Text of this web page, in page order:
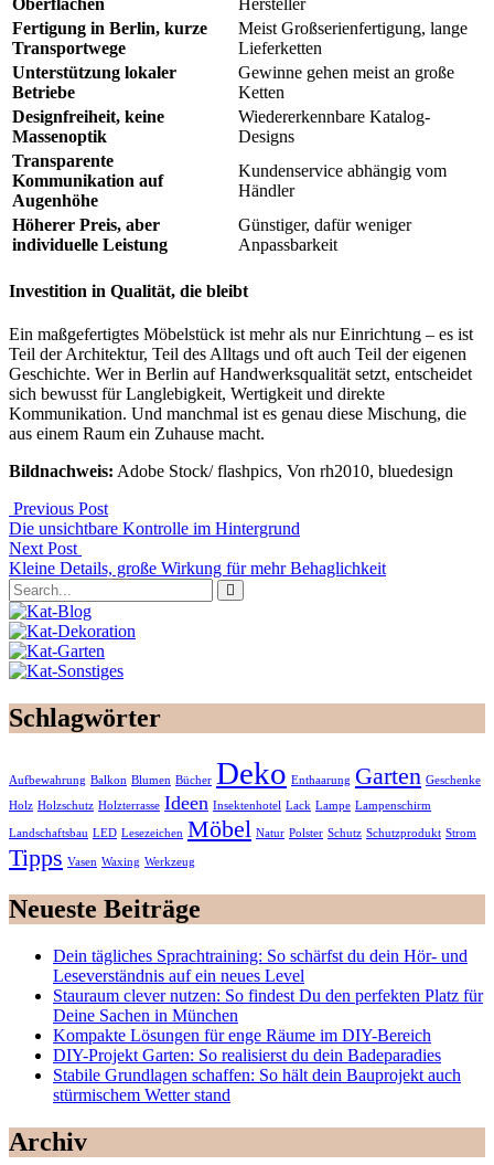
Fertigung in Berlin, kurze
Transportwege
Meist Großserienfertigung, lange
Lieferketten
Unterstützung lokaler
Betriebe
Gewinne gehen meist an große
Ketten
Designfreiheit, keine
Massenoptik
Wiedererkennbare Katalog-
Designs
Transparente
Kommunikation auf
Augenhöhe
Kundenservice abhängig vom
Händler
Höherer Preis, aber
individuelle Leistung
Günstiger, dafür weniger
Anpassbarkeit
Investition in Qualität, die bleibt
Ein maßgefertigtes Möbelstück ist mehr als nur Einrichtung – es ist
Teil der Architektur, Teil des Alltags und oft auch Teil der eigenen
Geschichte. Wer in Berlin auf Handwerksqualität setzt, entscheidet
sich bewusst für Langlebigkeit, Wertigkeit und direkte
Kommunikation. Und manchmal ist es genau diese Mischung, die
aus einem Raum ein Zuhause macht.
Bildnachweis: Adobe Stock/ flashpics, Von rh2010, bluedesign
Previous Post
Die unsichtbare Kontrolle im Hintergrund
Next Post
Kleine Details, große Wirkung für mehr Behaglichkeit
Schlagwörter
Aufbewahrung Balkon Blumen Bücher Deko Enthaarung Garten Geschenke
Holz Holzschutz Holzterrasse Ideen Insektenhotel Lack Lampe Lampenschirm
Landschaftsbau LED Lesezeichen Möbel Natur Polster Schutz Schutzprodukt Strom
Tipps Vasen Waxing Werkzeug
Neueste Beiträge
Dein tägliches Sprachtraining: So schärfst du dein Hör- und
Leseverständnis auf ein neues Level
Stauraum clever nutzen: So findest Du den perfekten Platz für
Deine Sachen in München
Kompakte Lösungen für enge Räume im DIY-Bereich
DIY-Projekt Garten: So realisierst du dein Badeparadies
Stabile Grundlagen schaffen: So hält dein Bauprojekt auch
stürmischem Wetter stand
Archiv